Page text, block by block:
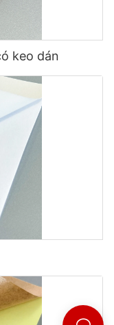
keo dán